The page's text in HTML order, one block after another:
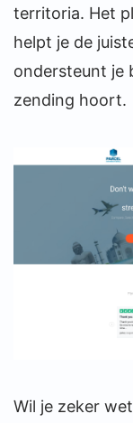
territoria. Het
helpt je de
ondersteunt je
zending hoort.
Wil je zeker